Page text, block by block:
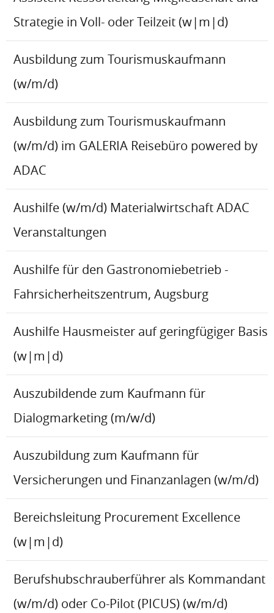
Strategie in Voll- oder Teilzeit (w|m|d)
Ausbildung zum Tourismuskaufmann
(w/m/d)
Ausbildung zum Tourismuskaufmann
(w/m/d) im GALERIA Reisebüro powered by
ADAC
Aushilfe (w/m/d) Materialwirtschaft ADAC
Veranstaltungen
Aushilfe für den Gastronomiebetrieb -
Fahrsicherheitszentrum, Augsburg
Aushilfe Hausmeister auf geringfügiger Basis
(w|m|d)
Auszubildende zum Kaufmann für
Dialogmarketing (m/w/d)
Auszubildung zum Kaufmann für
Versicherungen und Finanzanlagen (w/m/d)
Bereichsleitung Procurement Excellence
(w|m|d)
Berufshubschrauberführer als Kommandant
(w/m/d) oder Co-Pilot (PICUS) (w/m/d)